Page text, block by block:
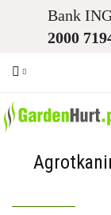
Bank
2000